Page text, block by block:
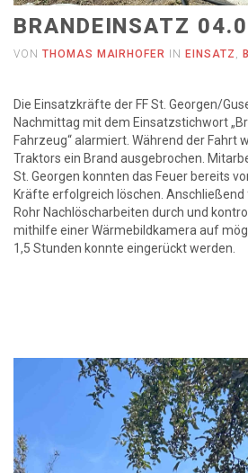
BRANDEINSATZ
VON THOMAS MAIRHOFER IN EINSATZ ,
Die Einsatzkräfte der FF St. Georgen/
Nachmittag mit dem Einsatzstichwort
Fahrzeug“ alarmiert. Während der Fahrt
Traktors ein Brand ausgebrochen.
St. Georgen konnten das Feuer bereits
Kräfte erfolgreich löschen.
Rohr Nachlöscharbeiten durch und
mithilfe einer Wärmebildkamera auf
1,5 Stunden konnte eingerückt werden.